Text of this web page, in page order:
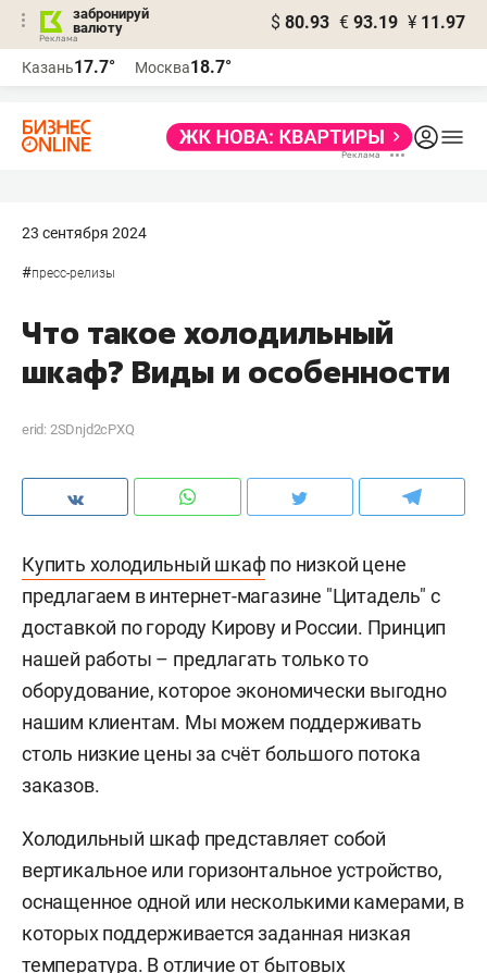
забронируй
валюту
$ 80.93 € 93.19 ¥ 11.97
Казань17.7° Москва18.7°
23 сентября 2024
#пресс-релизы
Что такое холодильный
шкаф? Виды и особенности
erid: 2SDnjd2cPXQ
Купить холодильный шкафпо низкой цене
предлагаем в интернет-магазине "Цитадель" с
доставкой по городу Кирову и России. Принцип
нашей работы – предлагать только то
оборудование, которое экономически выгодно
нашим клиентам. Мы можем поддерживать
столь низкие цены за счёт большого потока
заказов.
Холодильный шкаф представляет собой
вертикальное или горизонтальное устройство,
оснащенное одной или несколькими камерами, в
которых поддерживается заданная низкая
температура. В отличие от бытовых